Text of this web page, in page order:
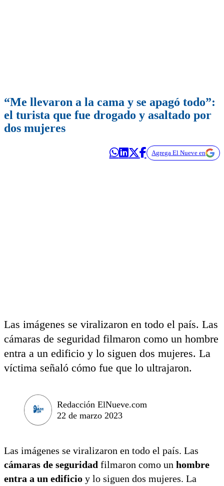
“Me llevaron a la cama y se apagó todo”:
el turista que fue drogado y asaltado por
dos mujeres
Agrega El Nueve en
Las imágenes se viralizaron en todo el país. Las
cámaras de seguridad filmaron como un hombre
entra a un edificio y lo siguen dos mujeres. La
víctima señaló cómo fue que lo ultrajaron.
Redacción ElNueve.com
22 de marzo 2023
Las imágenes se viralizaron en todo el país. Las
cámaras de seguridad filmaron como un hombre
entra a un edificio y lo siguen dos mujeres. La